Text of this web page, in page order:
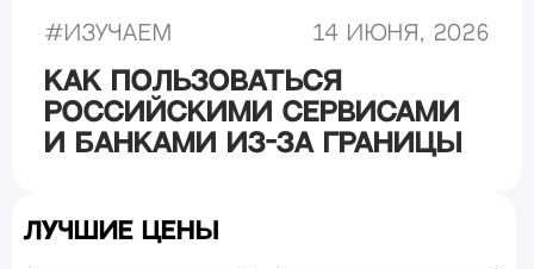
#Изучаем 14 июня, 2026
Как пользоваться
российскими сервисами
и банками из-за границы
Лучшие цены